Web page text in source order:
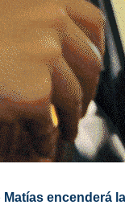
encenderá